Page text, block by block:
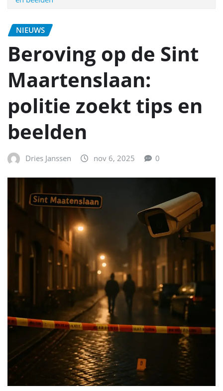
NIEUWS
Beroving op de Sint
Maartenslaan:
politie zoekt tips en
beelden
Dries Janssen nov 6, 2025 0